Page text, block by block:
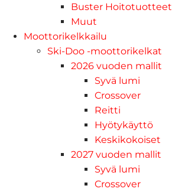
Buster Hoitotuotteet
Muut
Moottorikelkkailu
Ski-Doo -moottorikelkat
2026 vuoden mallit
Syvä lumi
Crossover
Reitti
Hyötykäyttö
Keskikokoiset
2027 vuoden mallit
Syvä lumi
Crossover